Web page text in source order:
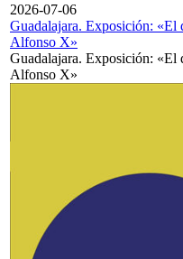
2026-07-06
Guadalajara. Exposición: «El
Alfonso X»
Guadalajara. Exposición: «El
Alfonso X»